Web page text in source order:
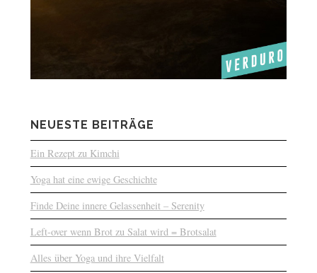
NEUESTE BEITRÄGE
Ein Rezept zu Kimchi
Yoga hat eine ewige Geschichte
Finde Deine innere Gelassenheit – Serenity
Left-over wenn Brot zu Salat wird = Brotsalat
Alles über Yoga und ihre Vielfalt